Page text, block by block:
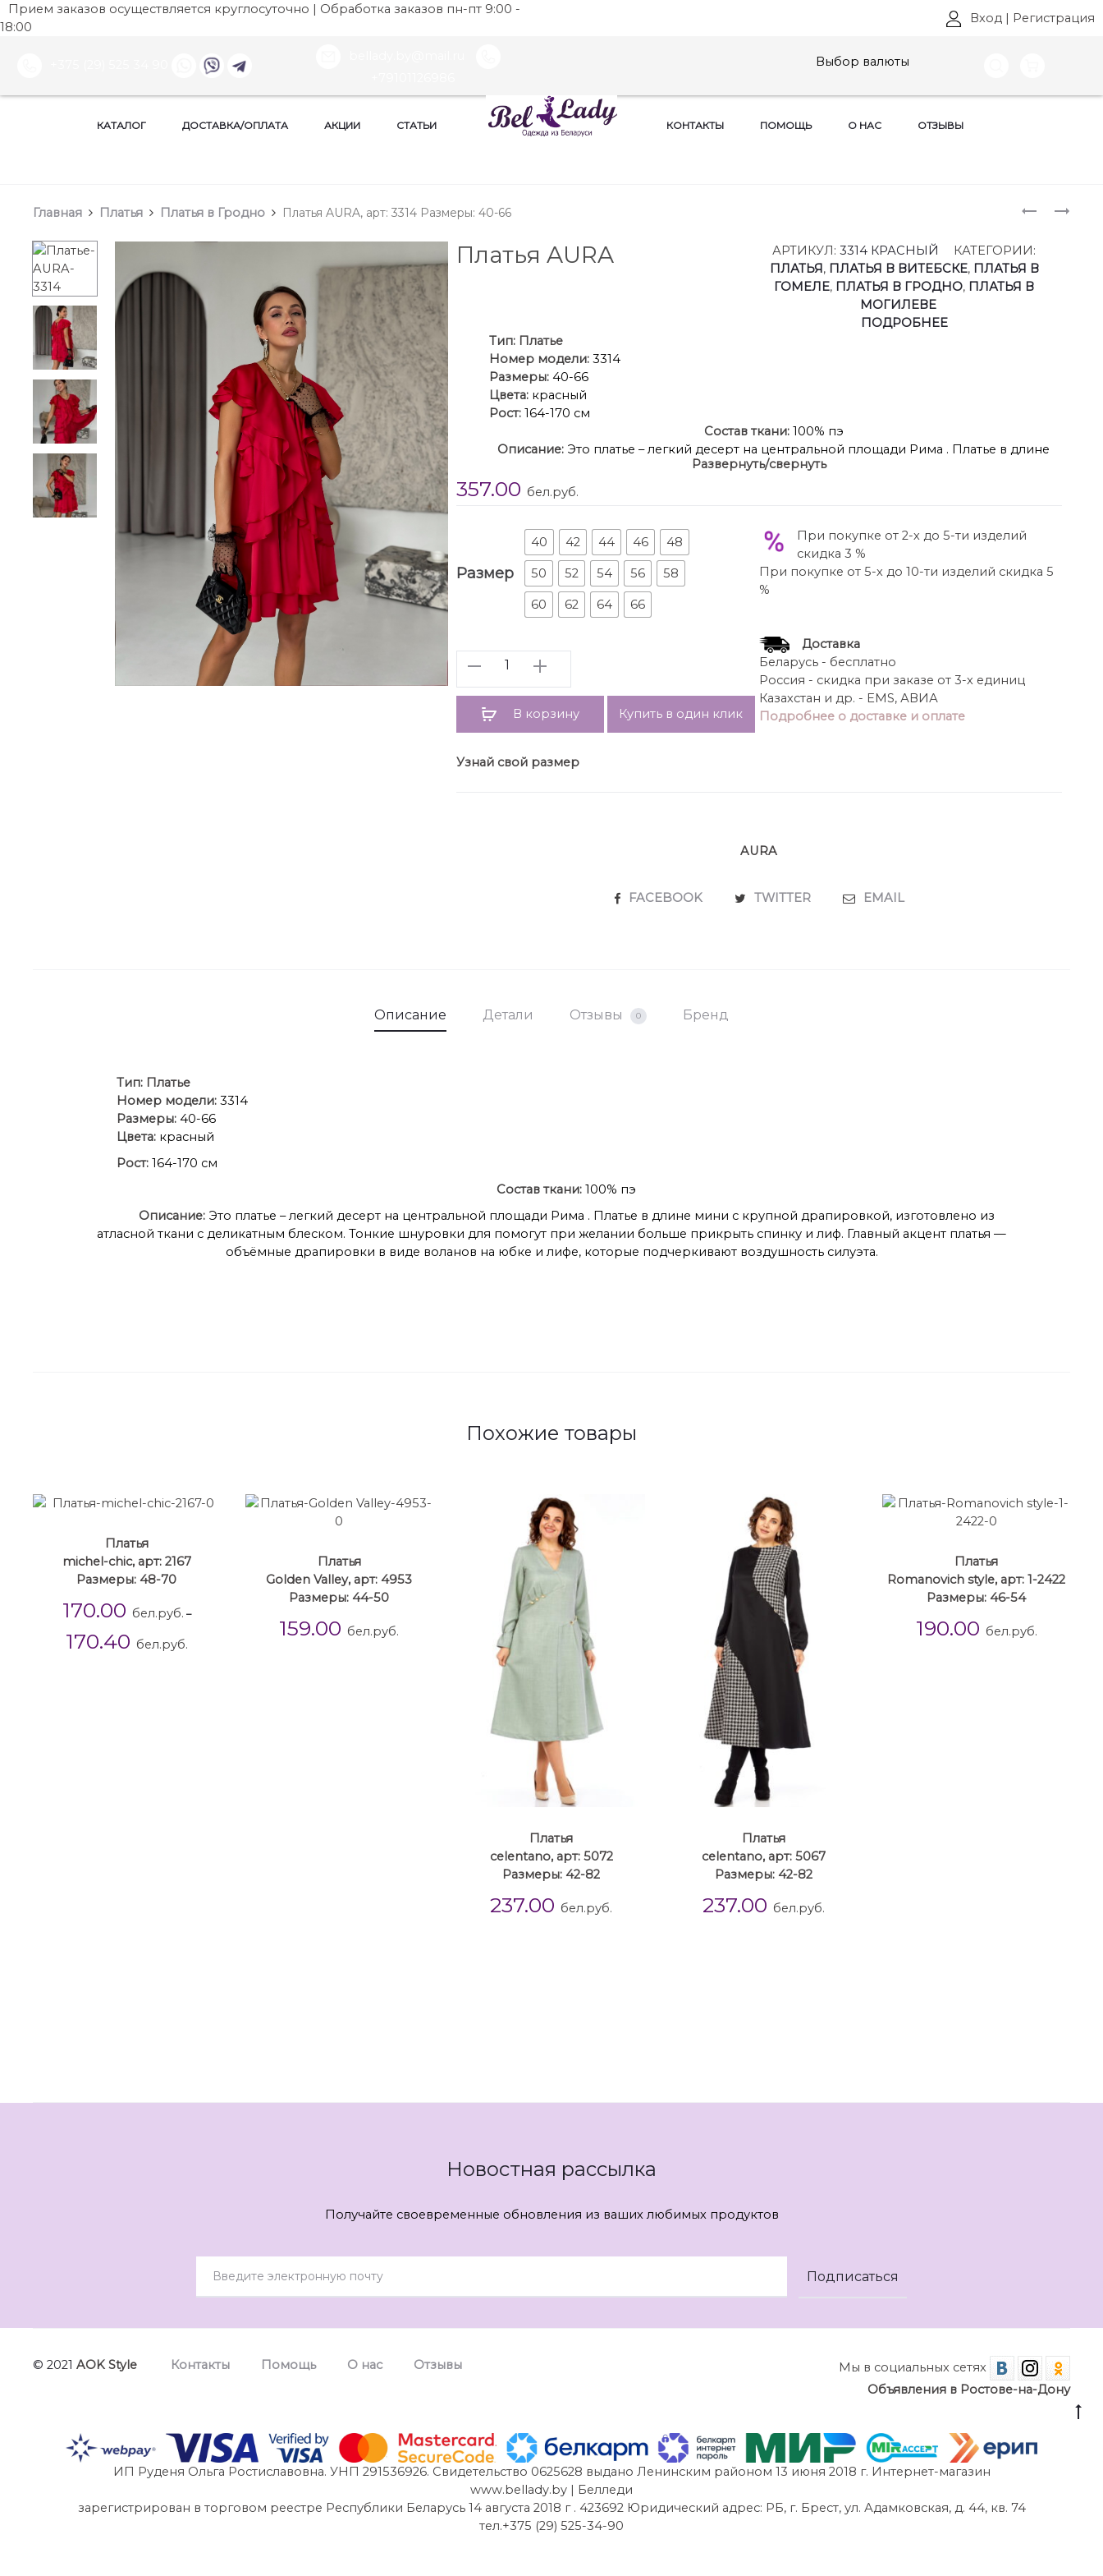
Прием заказов осуществляется круглосуточно | Обработка заказов пн-пт 9:00 -
18:00
Вход | Регистрация
Выбор валюты
КАТАЛОГ ДОСТАВКА/ОПЛАТА АКЦИИ СТАТЬИ КОНТАКТЫ ПОМОЩЬ О НАС ОТЗЫВЫ
ПЛАТЬЯ
3313
ПЛАТЬЯ
3315
Главная Платья Платья в Гродно Платья AURA, арт: 3314 Размеры: 40-66
Платья AURA АРТИКУЛ:3314 КРАСНЫЙ
КАТЕГОРИИ:
ПЛАТЬЯ, ПЛАТЬЯ В ВИТЕБСКЕ, ПЛАТЬЯ В
ГОМЕЛЕ, ПЛАТЬЯ В ГРОДНО, ПЛАТЬЯ В
МОГИЛЕВЕ
ПОДРОБНЕЕ
Тип: Платье
Номер модели:3314
Размеры: 40-66
Цвета:красный
Рост: 164-170 см
Состав ткани:100% пэ
Описание: Это платье – легкий десерт на центральной площади Рима . Платье в длине
мини с крупной драпировкой, изготовлено из атласной ткани с деликатным блеском. Тонкие
шнуровки для помогут при желании больше прикрыть спинку и лиф. Главный акцент платья
— объёмные драпировки в виде воланов на юбке и лифе, которые подчеркивают
Развернуть/свернуть
357.00 бел.руб.
Размер
40 42 44 46 48
50 52 54 56 58
60 62 64 66
Количество
В корзину Купить в один клик
Узнай свой размер
При покупке от 2-х до 5-ти изделий
скидка 3 %
При покупке от 5-х до 10-ти изделий скидка 5
%
Доставка
Беларусь - бесплатно
Россия - скидка при заказе от 3-х единиц
Казахстан и др. - EMS, АВИА
Подробнее о доставке и оплате
AURA
SHARE
FACEBOOK TWITTER EMAIL
Описание Детали Отзывы 0 Бренд
Тип: Платье
Номер модели: 3314
Размеры: 40-66
Цвета: красный
Рост: 164-170 см
Состав ткани: 100% пэ
Описание: Это платье – легкий десерт на центральной площади Рима . Платье в длине мини с крупной драпировкой, изготовлено из
атласной ткани с деликатным блеском. Тонкие шнуровки для помогут при желании больше прикрыть спинку и лиф. Главный акцент платья —
объёмные драпировки в виде воланов на юбке и лифе, которые подчеркивают воздушность силуэта.
Похожие товары
Платья
michel-chic, арт: 2167
Размеры: 48-70
170.00 бел.руб. –
170.40 бел.руб.
Платья
Golden Valley, арт: 4953
Размеры: 44-50
159.00 бел.руб.
Платья
celentano, арт: 5072
Размеры: 42-82
237.00 бел.руб.
Платья
celentano, арт: 5067
Размеры: 42-82
237.00 бел.руб.
Платья
Romanovich style, арт: 1-2422
Размеры: 46-54
190.00 бел.руб.
Новостная рассылка
Получайте своевременные обновления из ваших любимых продуктов
© 2021 AOK Style Контакты Помощь О нас Отзывы
Мы в социальных сетях
Объявления в Ростове-на-Дону
ИП Руденя Ольга Ростиславовна. УНП 291536926. Свидетельство 0625628 выдано Ленинским районом 13 июня 2018 г. Интернет-магазин
www.bellady.by | Белледи
зарегистрирован в торговом реестре Республики Беларусь 14 августа 2018 г . 423692 Юридический адрес: РБ, г. Брест, ул. Адамковская, д. 44, кв. 74
тел.+375 (29) 525-34-90